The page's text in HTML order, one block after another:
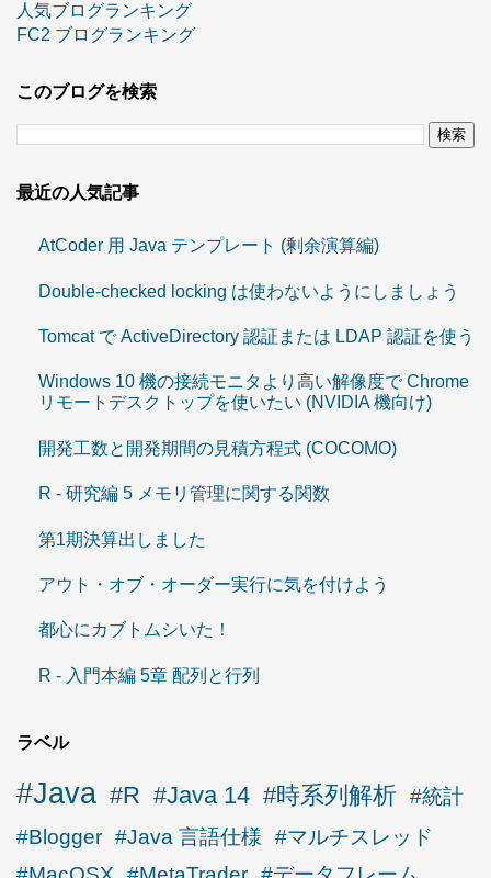
人気ブログランキング
FC2 ブログランキング
このブログを検索
最近の人気記事
AtCoder 用 Java テンプレート (剰余演算編)
Double-checked locking は使わないようにしましょう
Tomcat で ActiveDirectory 認証または LDAP 認証を使う
Windows 10 機の接続モニタより高い解像度で Chrome
リモートデスクトップを使いたい (NVIDIA 機向け)
開発工数と開発期間の見積方程式 (COCOMO)
R - 研究編 5 メモリ管理に関する関数
第1期決算出しました
アウト・オブ・オーダー実行に気を付けよう
都心にカブトムシいた！
R - 入門本編 5章 配列と行列
ラベル
#Java #R #Java 14 #時系列解析 #統計
#Blogger #Java 言語仕様
#マルチスレッド